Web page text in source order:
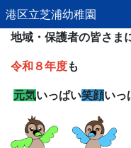
港区立芝浦幼稚園
地域・保護者の皆さ
令和８年度も
元気いっぱい笑顔いっ